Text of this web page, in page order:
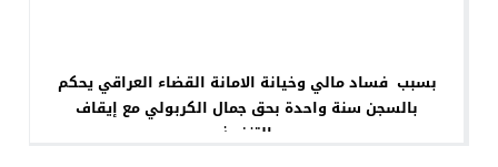
بسبب فساد مالي وخيانة الامانة القضاء العراقي يحكم
بالسجن سنة واحدة بحق جمال الكربولي مع إيقاف
التنفيذ